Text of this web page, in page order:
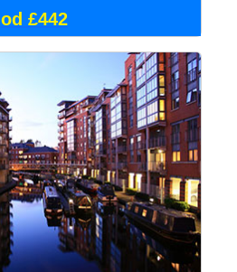
od £442